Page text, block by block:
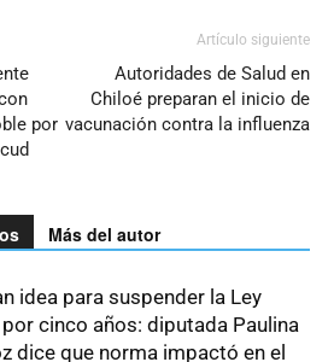
por
Artículo siguiente
Autoridades de Salud en
Chiloé preparan el inicio de
vacunación contra la influenza
Más del autor
idea para suspender la Ley
cinco años: diputada Paulina
dice que norma impactó en el